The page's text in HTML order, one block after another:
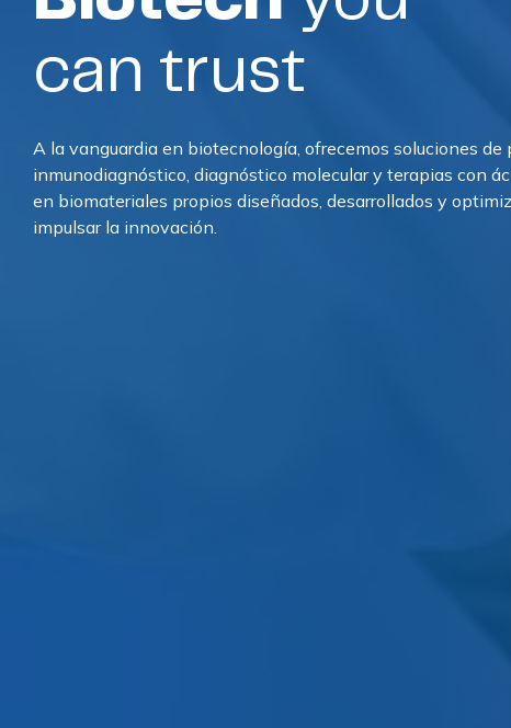
can trust
A la vanguardia en biotecnología, ofrecemos soluciones de
inmunodiagnóstico, diagnóstico molecular y terapias con
en biomateriales propios diseñados, desarrollados y
impulsar la innovación.